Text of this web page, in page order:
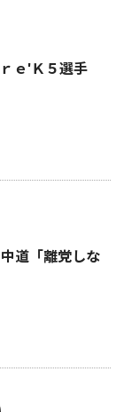
ｅ'Ｋ５選手
道「離党しな